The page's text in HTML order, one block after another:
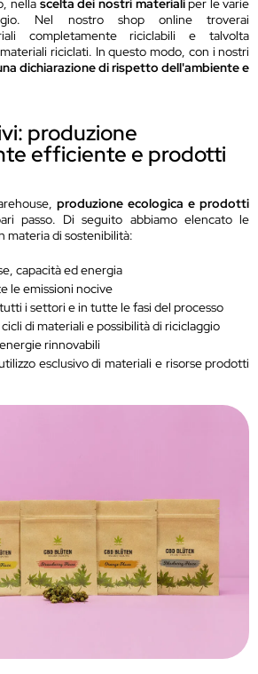
nella scelta dei nostri materialiper le varie
Nel nostro shop online troverai
completamente riciclabili e talvolta
riciclati. In questo modo, con i nostri
dichiarazione di rispetto dell'ambiente e
produzione
efficiente e prodotti
produzione ecologica e prodotti
passo. Di seguito abbiamo elencato le
materia di sostenibilità:
capacità ed energia
le emissioni nocive
i settori e in tutte le fasi del processo
di materiali e possibilità di riciclaggio
rinnovabili
esclusivo di materiali e risorse prodotti